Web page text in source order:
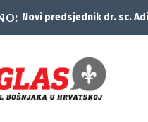
Novi predsjednik dr. sc.